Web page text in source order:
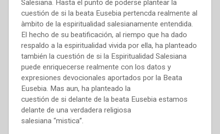
Salesiana. Hasta el punto de poderse plantear la
cuestión de si la beata Eusebia pertencda realmente al
àmbito de la espiritualidad salesianamente entendida.
El hecho de su beatificación, al riempo que ha dado
respaldo a la espiritualidad vivida por ella, ha planteado
también la cuestión de si la Espiritualidad Salesiana
puede enriquecerse realmente con los datos y
expresiones devocionales aportados por la Beata
Eusebia. Mas aun, ha planteado la
cuestión de si delante de la beata Eusebia estamos
delante de una verdadera religiosa
salesiana “mistica”.